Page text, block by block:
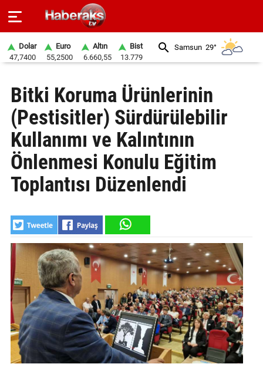
SPOR
YAŞAM
EKONOMİ
BELEDİYELER
SİYASET
EĞİTİM
GALERİ
VİDEO
YAZARLAR
BİZE
ULAŞIN
Dolar
47,7400
Euro
55,2500
Altın
6.660,55
Bist
13.779
Samsun 29°
Bitki Koruma Ürünlerinin
(Pestisitler) Sürdürülebilir
Kullanımı ve Kalıntının
Önlenmesi Konulu Eğitim
Toplantısı Düzenlendi